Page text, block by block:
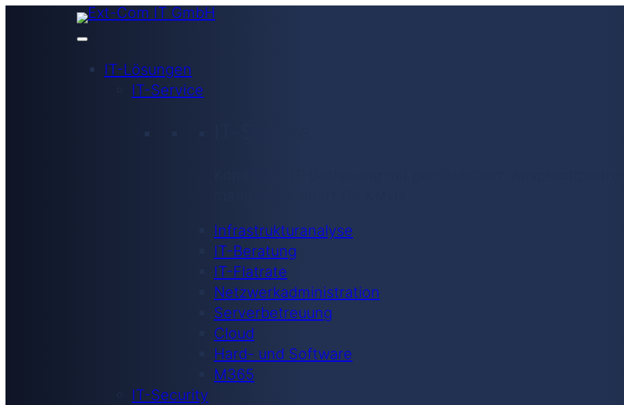
IT-Lösungen
IT-Service
Komplette IT-Betreuung mit persönlichem
Infrastrukturanalyse
IT-Beratung
IT-Flatrate
Netzwerkadministration
Serverbetreuung
Cloud
Hard- und Software
M365
IT-Security